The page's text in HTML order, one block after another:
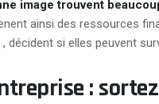
image trouvent
ainsi des ressources
décident si elles peuvent
: